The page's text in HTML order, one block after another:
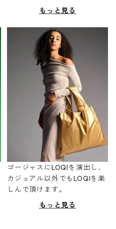
もっと見る
ゴージャスにLOQIを演出し、
カジュアル以外でもLOQIを楽
しんで頂けます。
もっと見る